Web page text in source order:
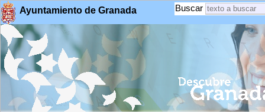
Ayuntamiento de Granada Buscar